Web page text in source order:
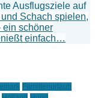
Ausflugsziele auf
Schach spielen,
ein schöner
einfach…
Familienurlaub